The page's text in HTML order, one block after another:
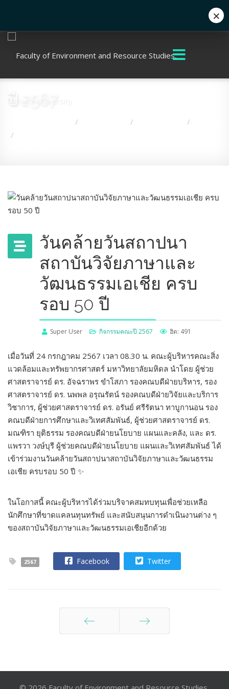
ปี 2567
/ / /
/
วันคล้ายวันสถาปนา
สถาบันวิจัยภาษาและ
วัฒนธรรมเอเชีย ครบ
รอบ 50 ปี
Super User กิจกรรมคณะปี 2567 ฮิต: 491
เมื่อวันที่ 24 กรกฎาคม 2567 เวลา 08.30 น. คณะผู้บริหารคณะสิ่ง
แวดล้อมและทรัพยากรศาสตร์ มหาวิทยาลัยมหิดล นำโดย ผู้ช่วย
ศาสตราจารย์ ดร. อัจฉราพร ขำโสภา รองคณบดีฝ่ายบริหาร, รอง
ศาสตราจารย์ ดร. นพพล อรุณรัตน์ รองคณบดีฝ่ายวิจัยและบริการ
วิชาการ, ผู้ช่วยศาสตราจารย์ ดร. อรันย์ ศรีรัตนา ทาบูกานอน รอง
คณบดีฝ่ายการศึกษาและวิเทศสัมพันธ์, ผู้ช่วยศาสตราจารย์ ดร.
มณฑิรา ยุติธรรม รองคณบดีฝ่ายนโยบาย แผนและคลัง, และ ดร.
แพรวา วงษ์บุรี ผู้ช่วยคณบดีฝ่ายนโยบาย แผนและวิเทศสัมพันธ์ ได้
เข้าร่วมงานวันคล้ายวันสถาปนาสถาบันวิจัยภาษาและวัฒนธรรม
เอเชีย ครบรอบ 50 ปี ✨
ในโอกาสนี้ คณะผู้บริหารได้ร่วมบริจาคสมทบทุนเพื่อช่วยเหลือ
นักศึกษาที่ขาดแคลนทุนทรัพย์ และสนับสนุนการดำเนินงานต่าง ๆ
ของสถาบันวิจัยภาษาและวัฒนธรรมเอเชียอีกด้วย
2567 Facebook Twitter
×